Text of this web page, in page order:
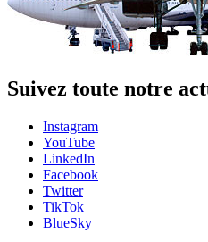
Suivez toute notre
Instagram
YouTube
LinkedIn
Facebook
Twitter
TikTok
BlueSky